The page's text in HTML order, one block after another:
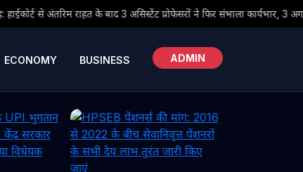
3 असिस्टेंट प्रोफेसरों ने फिर संभाला कार्यभार, 3 अगस्त को होगी अगली सुनवाई
ECONOMY BUSINESS ADMIN